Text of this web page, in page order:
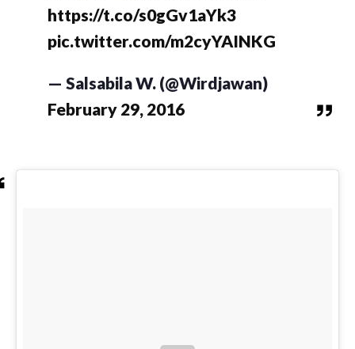
https://t.co/s0gGv1aYk3
pic.twitter.com/m2cyYAINKG
— Salsabila W. (@Wirdjawan)
February 29, 2016